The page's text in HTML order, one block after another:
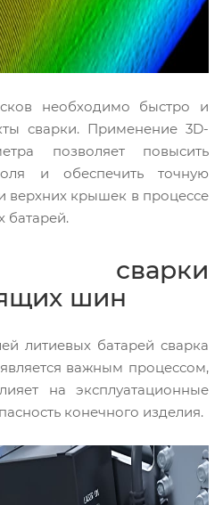
необходимо быстро и
сварки. Применение 3D-
позволяет повысить
и обеспечить точную
верхних крышек в процессе
батарей.
сварки
шин
литиевых батарей сварка
важным процессом,
на эксплуатационные
конечного изделия.